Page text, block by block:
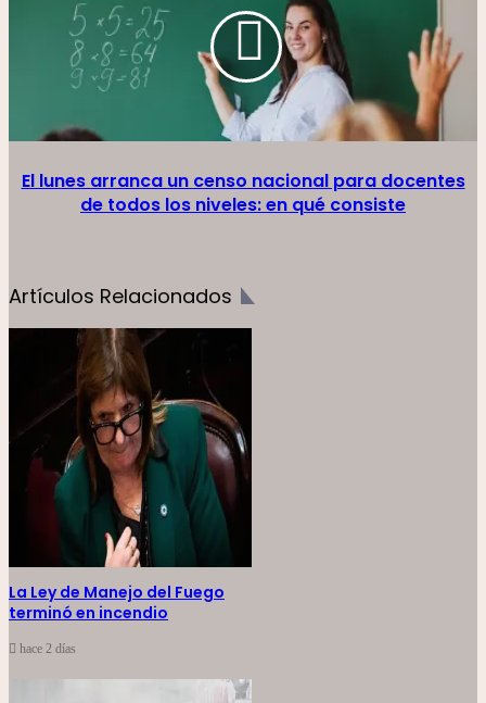
El lunes arranca un censo nacional para docentes
de todos los niveles: en qué consiste
Artículos Relacionados
La Ley de Manejo del Fuego
terminó en incendio
hace 2 días